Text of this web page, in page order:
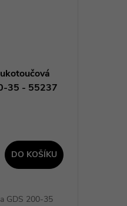
35 - 55237
DO KOŠÍKU
GDS 200-35